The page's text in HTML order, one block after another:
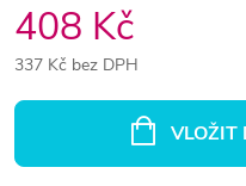
408 Kč
337 Kč bez DPH
VLOŽIT